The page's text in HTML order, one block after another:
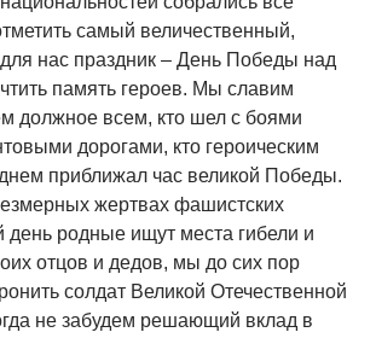
самый величественный,
нас праздник – День Победы над
память героев. Мы славим
должное всем, кто шел с боями
дорогами, кто героическим
приближал час великой Победы.
жертвах фашистских
день родные ищут места гибели и
отцов и дедов, мы до сих пор
солдат Великой Отечественной
не забудем решающий вклад в